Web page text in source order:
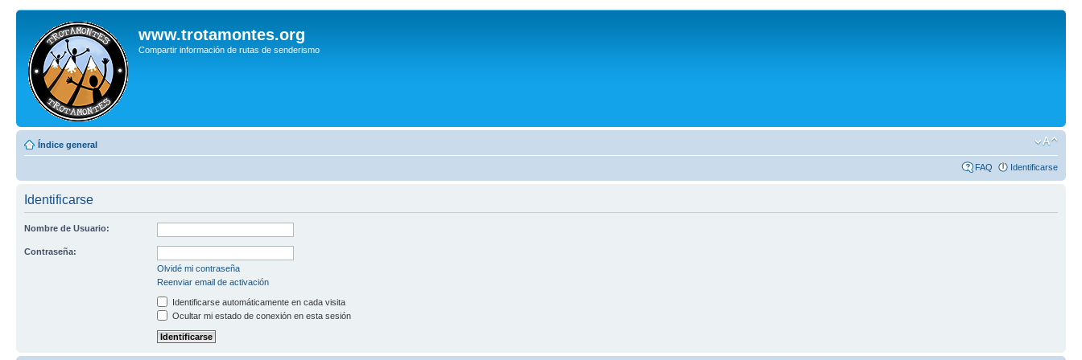
www.trotamontes.org
Compartir información de rutas de senderismo
Índice general
FAQ Identificarse
Identificarse
Nombre de Usuario:
Contraseña:
Olvidé mi contraseña
Reenviar email de activación
Identificarse automáticamente en cada visita
Ocultar mi estado de conexión en esta sesión